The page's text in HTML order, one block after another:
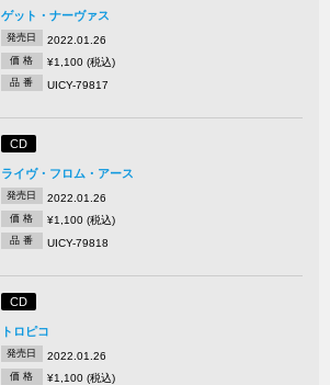
ゲット・ナーヴァス
発売日 2022.01.26
価 格 ¥1,100 (税込)
品 番 UICY-79817
CD
ライヴ・フロム・アース
発売日 2022.01.26
価 格 ¥1,100 (税込)
品 番 UICY-79818
CD
トロピコ
発売日 2022.01.26
価 格 ¥1,100 (税込)